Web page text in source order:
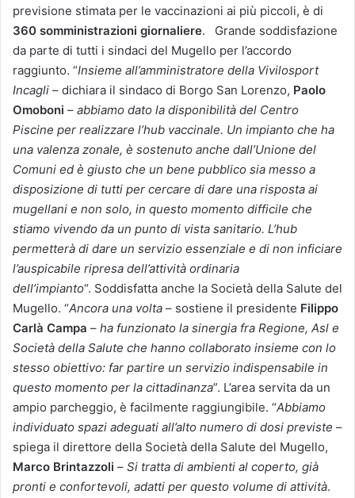
previsione stimata per le vaccinazioni ai più piccoli, è di
360 somministrazioni giornaliere.
Grande soddisfazione
da parte di tutti i sindaci del Mugello per l’accordo
raggiunto. “Insieme all’amministratore della Vivilosport
Incagli – dichiara il sindaco di Borgo San Lorenzo, Paolo
Omoboni – abbiamo dato la disponibilità del Centro
Piscine per realizzare l’hub vaccinale. Un impianto che ha
una valenza zonale, è sostenuto anche dall’Unione del
Comuni ed è giusto che un bene pubblico sia messo a
disposizione di tutti per cercare di dare una risposta ai
mugellani e non solo, in questo momento difficile che
stiamo vivendo da un punto di vista sanitario. L’hub
permetterà di dare un servizio essenziale e di non inficiare
l’auspicabile ripresa dell’attività ordinaria
dell’impianto“. Soddisfatta anche la Società della Salute del
Mugello. “Ancora una volta – sostiene il presidente Filippo
Carlà Campa – ha funzionato la sinergia fra Regione, Asl e
Società della Salute che hanno collaborato insieme con lo
stesso obiettivo: far partire un servizio indispensabile in
questo momento per la cittadinanza”. L’area servita da un
ampio parcheggio, è facilmente raggiungibile. “Abbiamo
individuato spazi adeguati all’alto numero di dosi previste –
spiega il direttore della Società della Salute del Mugello,
Marco Brintazzoli – Si tratta di ambienti al coperto, già
pronti e confortevoli, adatti per questo volume di attività.